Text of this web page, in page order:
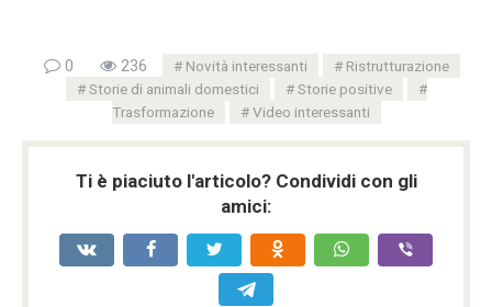
0 236 Novità interessanti
Ristrutturazione
Storie di animali domestici
Storie positive
Trasformazione
Video interessanti
Ti è piaciuto l'articolo? Condividi con gli
amici: